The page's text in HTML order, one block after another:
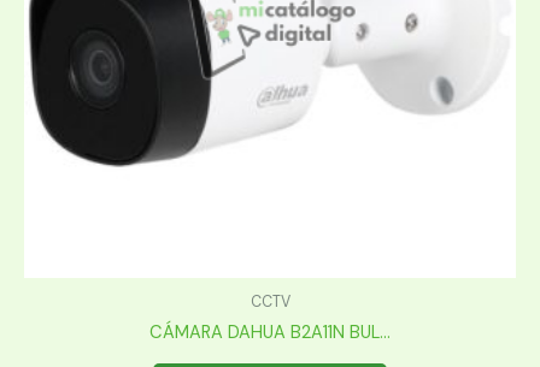
CCTV
CÁMARA DAHUA B2A11N BUL...